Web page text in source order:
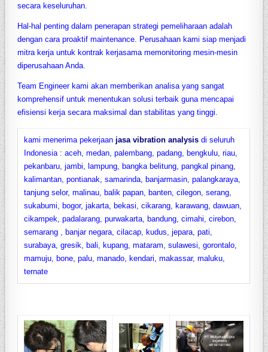
secara keseluruhan.
Hal-hal penting dalam penerapan strategi pemeliharaan adalah
dengan cara proaktif maintenance. Perusahaan kami siap menjadi
mitra kerja untuk kontrak kerjasama memonitoring mesin-mesin
diperusahaan Anda.
Team Engineer kami akan memberikan analisa yang sangat
komprehensif untuk menentukan solusi terbaik guna mencapai
efisiensi kerja secara maksimal dan stabilitas yang tinggi.
kami menerima pekerjaan jasa vibration analysis di seluruh
Indonesia : aceh, medan, palembang, padang, bengkulu, riau,
pekanbaru, jambi, lampung, bangka belitung, pangkal pinang,
kalimantan, pontianak, samarinda, banjarmasin, palangkaraya,
tanjung selor, malinau, balik papan, banten, cilegon, serang,
sukabumi, bogor, jakarta, bekasi, cikarang, karawang, dawuan,
cikampek, padalarang, purwakarta, bandung, cimahi, cirebon,
semarang , banjar negara, cilacap, kudus, jepara, pati,
surabaya, gresik, bali, kupang, mataram, sulawesi, gorontalo,
mamuju, bone, palu, manado, kendari, makassar, maluku,
ternate